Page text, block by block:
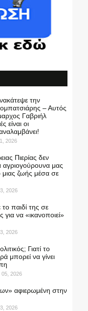
την
– Αυτός
Γαβριήλ
είναι οι
2026
Πιερίας δεν
αγριογούρουνα μας
ζωής μέσα σε
2026
παιδί της σε
για να «ικανοποιεί»
2026
Γιατί το
μπορεί να γίνει
05, 2026
αφιερωμένη στην
2026